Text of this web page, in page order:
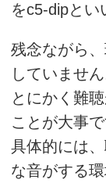
をc5-dipとい
残念ながら
していません
とにかく難
ことが大事で
具体的には
な音がする